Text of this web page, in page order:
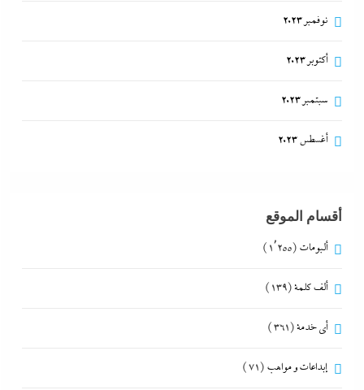
نوفمبر 2023
أكتوبر 2023
سبتمبر 2023
أغسطس 2023
أقسام الموقع
ألبومات (1٬255)
ألف كلمة(139)
أي خدمة(361)
إبداعات و مواهب (71)